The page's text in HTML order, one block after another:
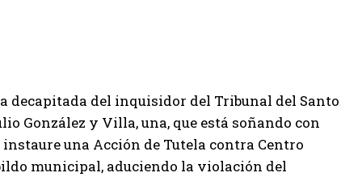
decapitada del inquisidor del Tribunal del Santo
González y Villa, una, que está soñando con
una Acción de Tutela contra Centro
municipal, aduciendo la violación del